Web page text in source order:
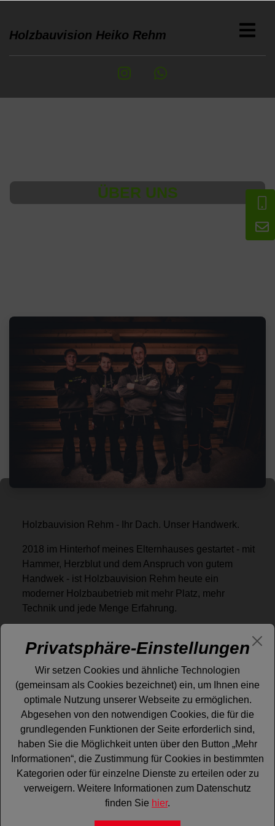
Privatsphäre-Einstellungen
Wir setzen Cookies und ähnliche Technologien
(gemeinsam als Cookies bezeichnet) ein, um Ihnen eine
optimale Nutzung unserer Webseite zu ermöglichen.
Abgesehen von den notwendigen Cookies, die für die
grundlegenden Funktionen der Seite erforderlich sind,
haben Sie die Möglichkeit unten über den Button „Mehr
Informationen“, die Zustimmung für Cookies in bestimmten
Kategorien oder für einzelne Dienste zu erteilen oder zu
verweigern. Weitere Informationen zum Datenschutz
finden Sie hier.
Holzbauvision Heiko Rehm
ÜBER UNS
Holzbauvision Rehm - Ihr Dach. Unser Handwerk.
2018 im Hinterhof meines Elternhauses gestartet - mit
Hammer, Herzblut und dem Anspruch von gutem
Handwek - ist Holzbauvision Rehm heute ein
moderner Holzbaubetrieb mit mehr Platz, mehr
Technik und jede Menge Erfahrung.
klassischen Steildach bis zur energetischen
Bestform.
Natürlich setzen wir auch individuelle Projekte um -
Neubau,Hallenbau, Dachgauben, Carports,
Überdachungen, Anbauten etc. - alles mit klarer
Planung, sauberer Ausführung und dem Blick fürs
Detail.
Wir sind ein junges, eingespieltes Team, das anpackt,
mitdenkt und mit moderner Ausstattung effiziente